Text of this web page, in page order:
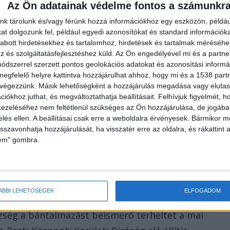
Az Ön adatainak védelme fontos a
tárolunk és/vagy férünk hozzá információkhoz egy eszközön,
dolgozunk fel, például egyedi azonosítókat és standard
hirdetésekhez és tartalomhoz, hirdetések és tartalmak
és szolgáltatásfejlesztéshez küld. Az Ön engedélyével mi és a
szerzett pontos geolokációs adatokat és azonosítási
helyre kattintva hozzájárulhat ahhoz, hogy mi és a 1538
Másik lehetőségként a hozzájárulás megadása vagy
juthat, és megváltoztathatja beállításait. Felhívjuk figyelmét,
nem feltétlenül szükséges az Ön hozzájárulása, de
ellen. A beállításai csak erre a weboldalra érvényesek. Bármikor
hozzájárulását, ha visszatér erre az oldalra, és rákattint
gombra.
LEHETŐSÉGEK ELFOGADOM
személyek fellépése miatt a suttyó verekedő
sérüléseket szenvedett.
erőszakos magatartás miatt
rendezvényen elkövetett garázdaság
miatt.
a bántalmazást beismerő terheltet a mai